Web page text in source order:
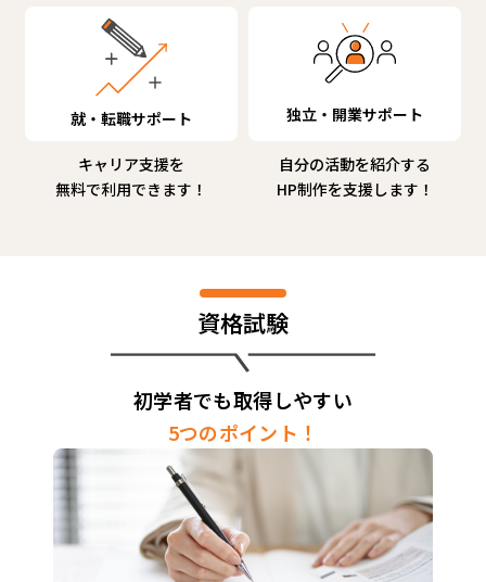
就・転職サポート
キャリア支援を
無料で利用できます！
独立・開業サポート
自分の活動を紹介する
HP制作を支援します！
資格試験
初学者でも取得しやすい
5つのポイント！